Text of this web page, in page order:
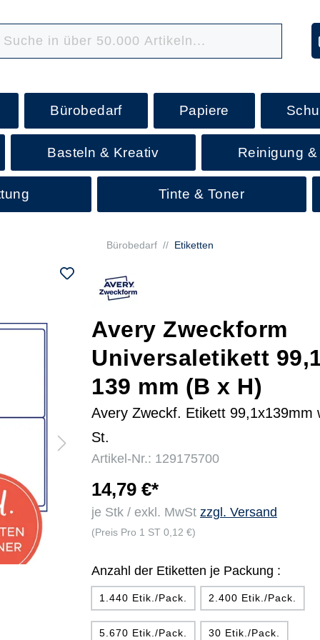
Bürobedarf Papiere
Basteln & Kreativ Reinigung
Tinte & Toner
Bürobedarf // Etiketten
Avery Zweckform
Universaletikett
139 mm (B x H)
Avery Zweckf. Etikett 99,1x139mm
St.
Artikel-Nr.: 129175700
14,79 €*
je Stk / exkl. MwSt zzgl. Versand
(Preis Pro 1 ST 0,12 €)
Anzahl der Etiketten je Packung :
1.440 Etik./Pack. 2.400 Etik./Pack.
5.670 Etik./Pack. 30 Etik./Pack.